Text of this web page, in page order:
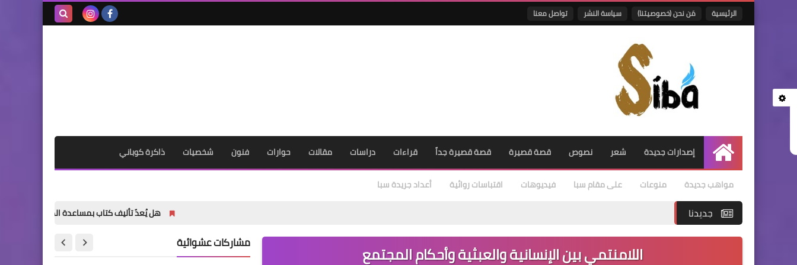
الرئيسية مَن نحن (خصوصيتنا) سياسة النشر تواصل معنا
الرئيسية
إصدارات جديدة شعر نصوص قصة قصيرة قصة قصيرة جداً قراءات دراسات مقالات حوارات فنون شخصيات ذاكرة كوباني
مواهب جديدة منوعات على مقام سبا فيديوهات اقتباسات روائية أعداد جريدة سبا
جديدنا هل يُعدّ تأليف كتاب بمساعدة الذكاء الاصطناعي أمراً خاطئاً؟
اللامنتمي بين الإنسانية والعبثية وأحكام المجتمع مشاركات عشوائية